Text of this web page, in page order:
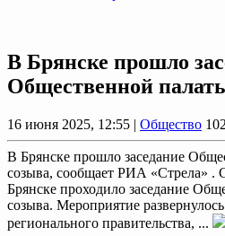
В Брянске прошло
Общественной
16 июня 2025, 12:55 | Общество 102
В Брянске прошло заседание
созыва, сообщает РИА «Стрела» .
Брянске проходило заседание
созыва. Мероприятие
регионального правительства, ...